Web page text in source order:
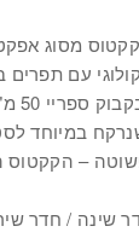
מסוג
עם תפרים
ספריי 50 מ"ל
במיוחד
– הקקטוס
שינה / חדר